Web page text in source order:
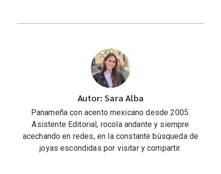
Autor: Sara Alba
Panameña con acento mexicano desde 2005.
Asistente Editorial, rocola andante y siempre
acechando en redes, en la constante búsqueda de
joyas escondidas por visitar y compartir.